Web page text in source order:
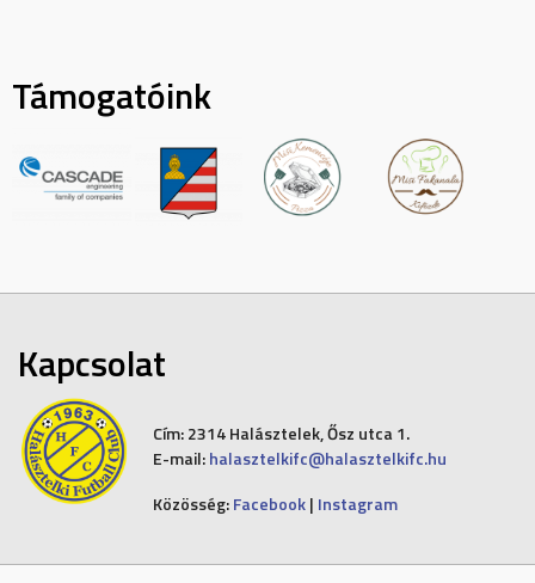
Támogatóink
Kapcsolat
Cím:2314 Halásztelek, Ősz utca 1.
E-mail: halasztelkifc@halasztelkifc.hu
Közösség: Facebook| Instagram